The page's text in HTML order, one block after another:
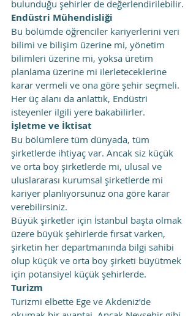
bulunduğu şehirler de değerlendirilebilir.
Endüstri Mühendisliği
Bu bölümde öğrenciler kariyerlerini veri
bilimi ve bilişim üzerine mi, yönetim
bilimleri üzerine mi, yoksa üretim
planlama üzerine mi ilerleteceklerine
karar vermeli ve ona göre şehir seçmeli.
Her üç alanı da anlattık, Endüstri
isteyenler ilgili yere bakabilirler.
İşletme ve İktisat
Bu bölümlere tüm dünyada, tüm
şirketlerde ihtiyaç var. Ancak siz küçük
ve orta boy şirketlerde mi, ulusal ve
uluslararası kurumsal şirketlerde mi
kariyer planlıyorsunuz ona göre karar
verebilirsiniz.
Büyük şirketler için İstanbul başta olmak
üzere büyük şehirlerde fırsat varken,
şirketin her departmanında bilgi sahibi
olup küçük ve orta boy şirketi büyütmek
için potansiyel küçük şehirlerde.
Turizm
Turizmi elbette Ege ve Akdeniz’de